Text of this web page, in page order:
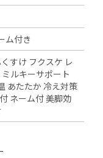
ム付き
すけ フクスケ レ
ルキーサポート
あたたか 冷え対策
ネーム付 美脚効